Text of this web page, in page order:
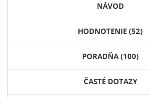
NÁVOD
HODNOTENIE (52)
PORADŇA (100)
ČASTÉ DOTAZY